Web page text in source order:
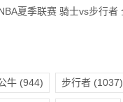
牛(944) 步行者(1037)